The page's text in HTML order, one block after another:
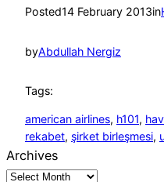
Posted14 February 2013in
byAbdullah Nergiz
Tags:
american airlines, h101,
rekabet, şirket birleşmesi,
Archives